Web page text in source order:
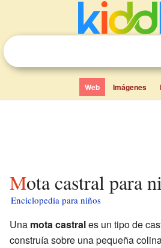
Web Imágenes
Mota castral para
Enciclopedia para niños
Una mota castrales un tipo de
construía sobre una pequeña